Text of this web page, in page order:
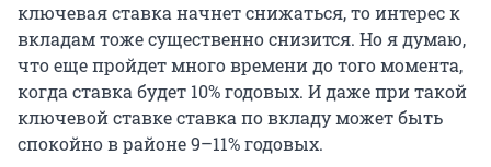
ключевая ставка начнет снижаться, то интерес к
вкладам тоже существенно снизится. Но я думаю,
что еще пройдет много времени до того момента,
когда ставка будет 10% годовых. И даже при такой
ключевой ставке ставка по вкладу может быть
спокойно в районе 9–11% годовых.